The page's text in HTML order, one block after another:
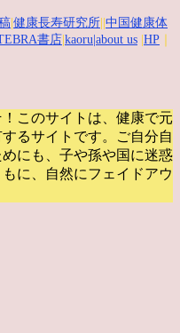
健康長寿研究所 中国健康体
書店 kaoru |about us HP
このサイトは、健康で元
るサイトです。
ご自分自
にも、子や孫や国に迷惑
に、自然にフェイドアウ